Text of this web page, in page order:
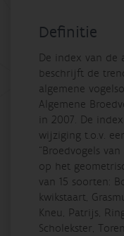
Definitie
De index van de
beschrijft de
algemene
Algemene
in 2007. De
wijziging t.o.v.
“Broedvogels
op het
van 15 soorten:
kwikstaart,
Kneu, Patrijs,
Scholekster,